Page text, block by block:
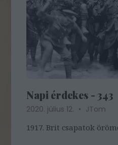
Napi érdekes - 343
2020. július 12.
JTom
1917. Brit csapatok